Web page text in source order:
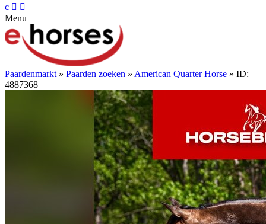
c  
Menu
Paardenmarkt » Paarden zoeken » American Quarter Horse » ID:
4887368